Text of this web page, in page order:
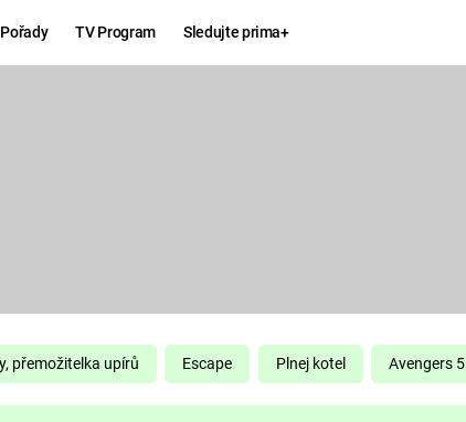
Pořady TV Program Sledujte prima+
DELIVERANCE
KOMEDIE
CHUCK
NORRIS
přemožitelka upírů Escape Plnej kotel Avengers 5